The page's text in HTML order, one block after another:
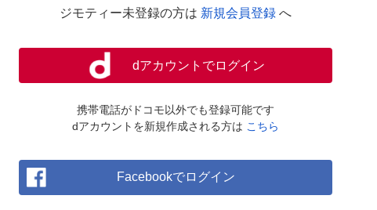
ジモティー未登録の方は 新規会員登録 へ
dアカウントでログイン
携帯電話がドコモ以外でも登録可能です
dアカウントを新規作成される方は こちら
Facebookでログイン